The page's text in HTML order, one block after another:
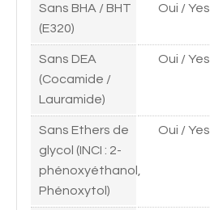
Sans BHA / BHT
(E320)
Oui / Yes
Sans DEA
(Cocamide /
Lauramide)
Oui / Yes
Sans Ethers de
glycol (INCI : 2-
phénoxyéthanol,
Phénoxytol)
Oui / Yes